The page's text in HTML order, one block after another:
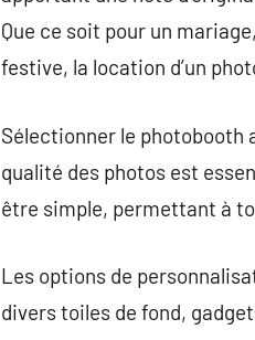
Que ce soit pour un
festive, la location d’un
Sélectionner le photobooth
qualité des photos est
être simple, permettant à
Les options de
divers toiles de fond,